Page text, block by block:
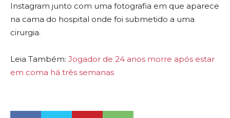
Instagram junto com uma fotografia em que aparece
na cama do hospital onde foi submetido a uma
cirurgia.
Leia Também: Jogador de 24 anos morre após estar
em coma há três semanas